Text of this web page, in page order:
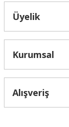
Üyelik
Kurumsal
Alışveriş